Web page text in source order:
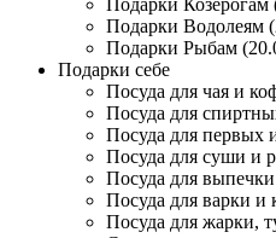
Подарки Козерогам
Подарки Водолеям
Подарки Рыбам
Подарки себе
Посуда для чая и
Посуда для
Посуда для первых
Посуда для суши и
Посуда для выпечки
Посуда для варки и
Посуда для жарки,